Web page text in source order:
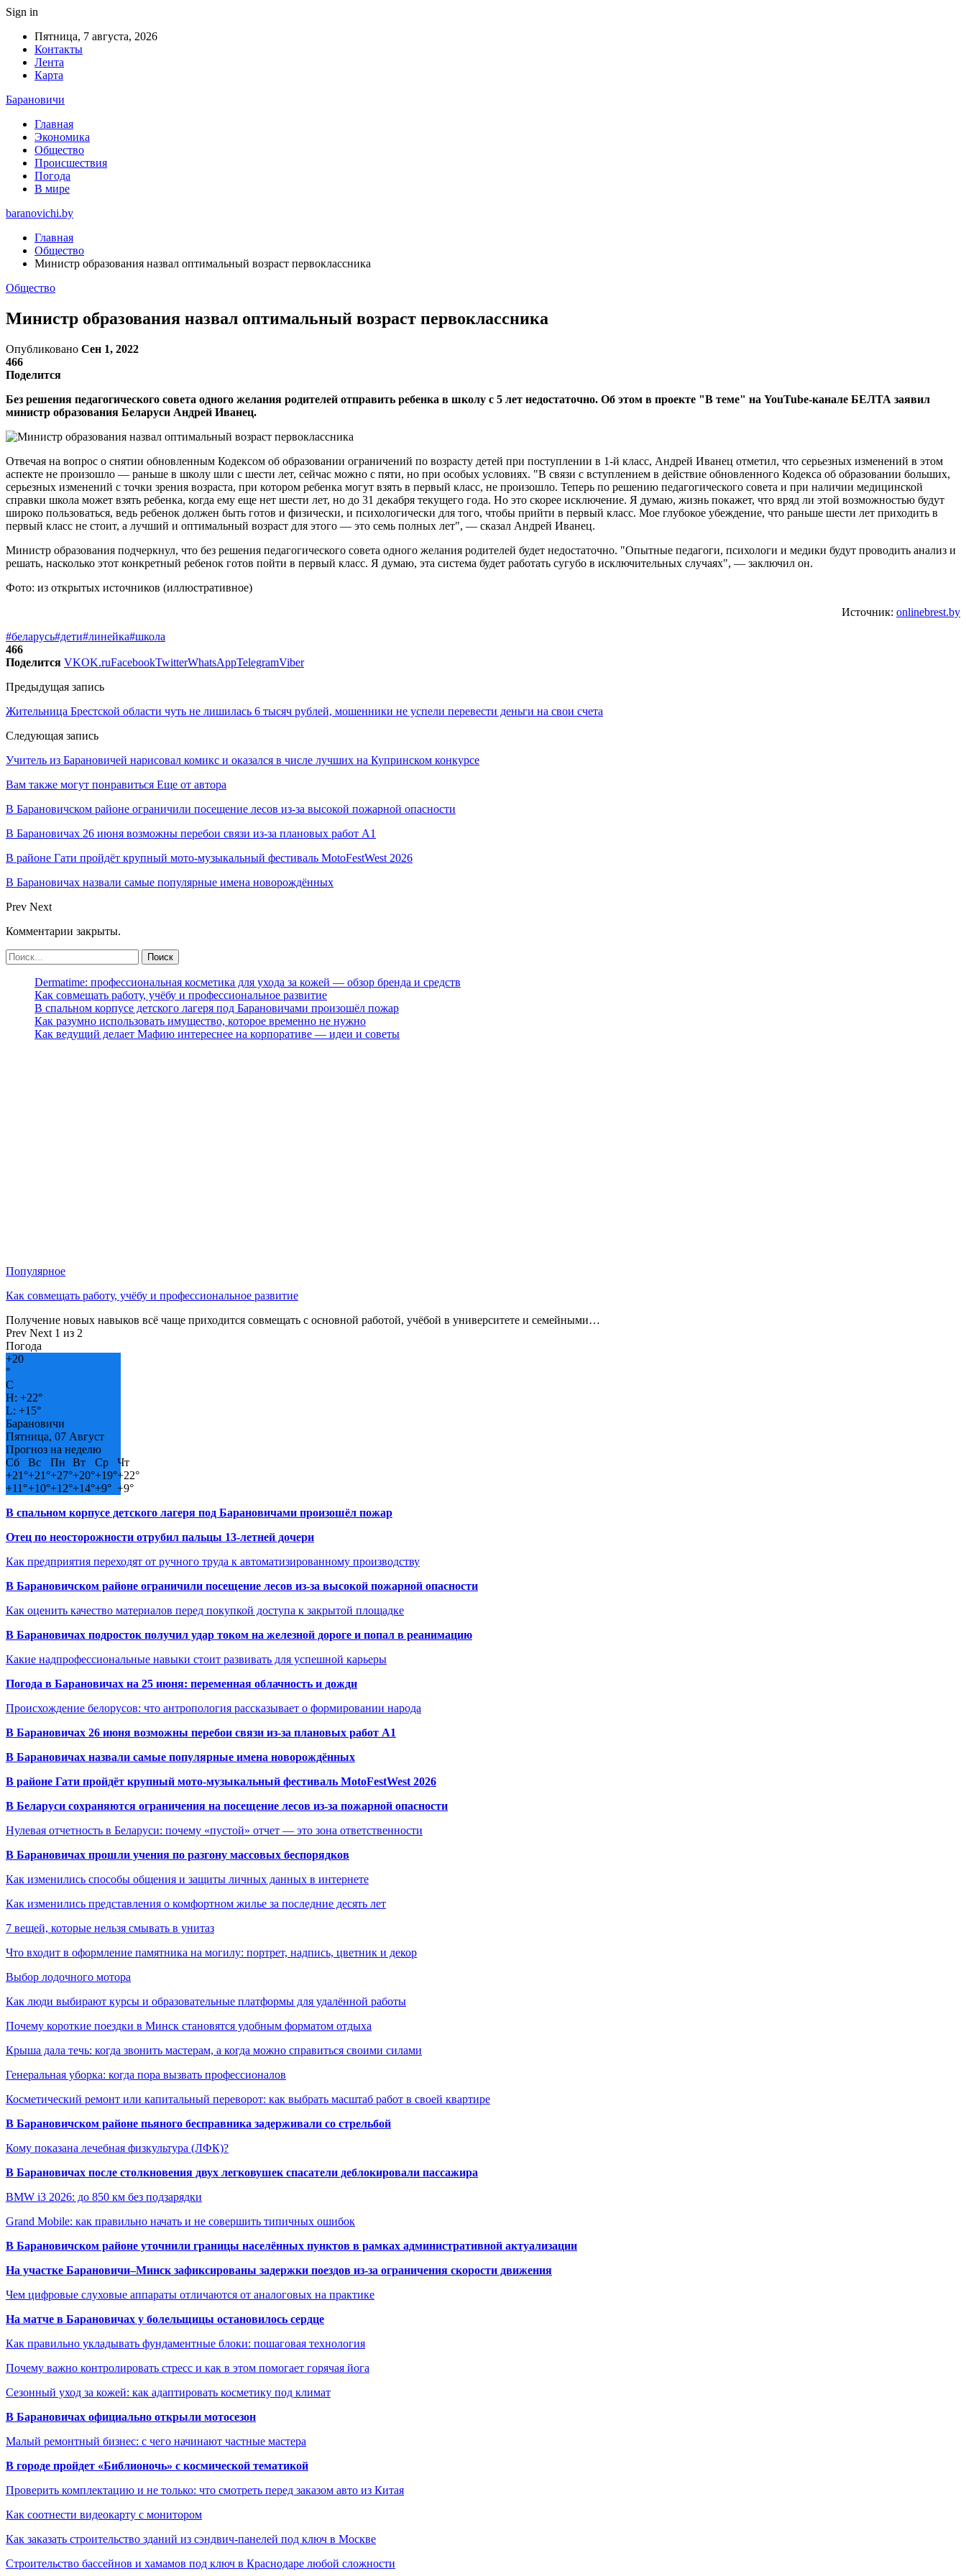
Sign in
Пятница, 7 августа, 2026
Контакты
Лента
Карта
Барановичи
Главная
Экономика
Общество
Происшествия
Погода
В мире
baranovichi.by
Главная
Общество
Министр образования назвал оптимальный возраст первоклассника
Общество
Министр образования назвал оптимальный возраст первоклассника
Опубликовано Сен 1, 2022
466
Поделится
Без решения педагогического совета одного желания родителей отправить ребенка в школу с 5 лет недостаточно. Об этом в проекте "В теме" на YouTube-канале БЕЛТА заявил
министр образования Беларуси Андрей Иванец.
Отвечая на вопрос о снятии обновленным Кодексом об образовании ограничений по возрасту детей при поступлении в 1-й класс, Андрей Иванец отметил, что серьезных изменений в этом
аспекте не произошло — раньше в школу шли с шести лет, сейчас можно с пяти, но при особых условиях. "В связи с вступлением в действие обновленного Кодекса об образовании больших,
серьезных изменений с точки зрения возраста, при котором ребенка могут взять в первый класс, не произошло. Теперь по решению педагогического совета и при наличии медицинской
справки школа может взять ребенка, когда ему еще нет шести лет, но до 31 декабря текущего года. Но это скорее исключение. Я думаю, жизнь покажет, что вряд ли этой возможностью будут
широко пользоваться, ведь ребенок должен быть готов и физически, и психологически для того, чтобы прийти в первый класс. Мое глубокое убеждение, что раньше шести лет приходить в
первый класс не стоит, а лучший и оптимальный возраст для этого — это семь полных лет", — сказал Андрей Иванец.
Министр образования подчеркнул, что без решения педагогического совета одного желания родителей будет недостаточно. "Опытные педагоги, психологи и медики будут проводить анализ и
решать, насколько этот конкретный ребенок готов пойти в первый класс. Я думаю, эта система будет работать сугубо в исключительных случаях", — заключил он.
Фото: из открытых источников (иллюстративное)
Источник: onlinebrest.by
#беларусь#дети#линейка#школа
466
Поделится VKOK.ruFacebookTwitterWhatsAppTelegramViber
Предыдущая запись
Жительница Брестской области чуть не лишилась 6 тысяч рублей, мошенники не успели перевести деньги на свои счета
Следующая запись
Учитель из Барановичей нарисовал комикс и оказался в числе лучших на Купринском конкурсе
Вам также могут понравиться Еще от автора
В Барановичском районе ограничили посещение лесов из-за высокой пожарной опасности
В Барановичах 26 июня возможны перебои связи из-за плановых работ A1
В районе Гати пройдёт крупный мото-музыкальный фестиваль MotoFestWest 2026
В Барановичах назвали самые популярные имена новорождённых
Prev Next
Комментарии закрыты.
Dermatime: профессиональная косметика для ухода за кожей — обзор бренда и средств
Как совмещать работу, учёбу и профессиональное развитие
В спальном корпусе детского лагеря под Барановичами произошёл пожар
Как разумно использовать имущество, которое временно не нужно
Как ведущий делает Мафию интереснее на корпоративе — идеи и советы
Популярное
Как совмещать работу, учёбу и профессиональное развитие
Получение новых навыков всё чаще приходится совмещать с основной работой, учёбой в университете и семейными…
Prev Next 1 из 2
Погода
+20
°
C
H: +22°
L: +15°
Барановичи
Пятница, 07 Август
Прогноз на неделю
Сб
Вс Пн Вт Ср
Чт
+21°+21°+27°+20°+19°+22°
+11°+10°+12°+14°+9° +9°
В спальном корпусе детского лагеря под Барановичами произошёл пожар
Отец по неосторожности отрубил пальцы 13-летней дочери
Как предприятия переходят от ручного труда к автоматизированному производству
В Барановичском районе ограничили посещение лесов из-за высокой пожарной опасности
Как оценить качество материалов перед покупкой доступа к закрытой площадке
В Барановичах подросток получил удар током на железной дороге и попал в реанимацию
Какие надпрофессиональные навыки стоит развивать для успешной карьеры
Погода в Барановичах на 25 июня: переменная облачность и дожди
Происхождение белорусов: что антропология рассказывает о формировании народа
В Барановичах 26 июня возможны перебои связи из-за плановых работ A1
В Барановичах назвали самые популярные имена новорождённых
В районе Гати пройдёт крупный мото-музыкальный фестиваль MotoFestWest 2026
В Беларуси сохраняются ограничения на посещение лесов из-за пожарной опасности
Нулевая отчетность в Беларуси: почему «пустой» отчет — это зона ответственности
В Барановичах прошли учения по разгону массовых беспорядков
Как изменились способы общения и защиты личных данных в интернете
Как изменились представления о комфортном жилье за последние десять лет
7 вещей, которые нельзя смывать в унитаз
Что входит в оформление памятника на могилу: портрет, надпись, цветник и декор
Выбор лодочного мотора
Как люди выбирают курсы и образовательные платформы для удалённой работы
Почему короткие поездки в Минск становятся удобным форматом отдыха
Крыша дала течь: когда звонить мастерам, а когда можно справиться своими силами
Генеральная уборка: когда пора вызвать профессионалов
Косметический ремонт или капитальный переворот: как выбрать масштаб работ в своей квартире
В Барановичском районе пьяного бесправника задерживали со стрельбой
Кому показана лечебная физкультура (ЛФК)?
В Барановичах после столкновения двух легковушек спасатели деблокировали пассажира
BMW i3 2026: до 850 км без подзарядки
Grand Mobile: как правильно начать и не совершить типичных ошибок
В Барановичском районе уточнили границы населённых пунктов в рамках административной актуализации
На участке Барановичи–Минск зафиксированы задержки поездов из-за ограничения скорости движения
Чем цифровые слуховые аппараты отличаются от аналоговых на практике
На матче в Барановичах у болельщицы остановилось сердце
Как правильно укладывать фундаментные блоки: пошаговая технология
Почему важно контролировать стресс и как в этом помогает горячая йога
Сезонный уход за кожей: как адаптировать косметику под климат
В Барановичах официально открыли мотосезон
Малый ремонтный бизнес: с чего начинают частные мастера
В городе пройдет «Библионочь» с космической тематикой
Проверить комплектацию и не только: что смотреть перед заказом авто из Китая
Как соотнести видеокарту с монитором
Как заказать строительство зданий из сэндвич-панелей под ключ в Москве
Строительство бассейнов и хамамов под ключ в Краснодаре любой сложности